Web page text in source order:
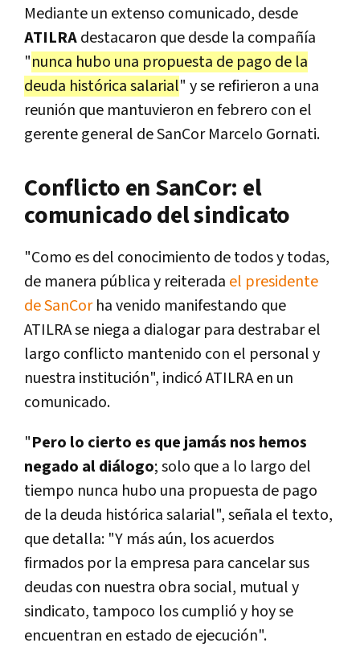
Mediante un extenso comunicado, desde
ATILRAdestacaron que desde la compañía
"nunca hubo una propuesta de pago de la
deuda histórica salarial" y se refirieron a una
reunión que mantuvieron en febrero con el
gerente general de SanCor Marcelo Gornati.
Conflicto en SanCor: el
comunicado del sindicato
"Como es del conocimiento de todos y todas,
de manera pública y reiterada el presidente
de SanCorha venido manifestando que
ATILRA se niega a dialogar para destrabar el
largo conflicto mantenido con el personal y
nuestra institución", indicó ATILRA en un
comunicado.
"Pero lo cierto es que jamás nos hemos
negado al diálogo; solo que a lo largo del
tiempo nunca hubo una propuesta de pago
de la deuda histórica salarial", señala el texto,
que detalla: "Y más aún, los acuerdos
firmados por la empresa para cancelar sus
deudas con nuestra obra social, mutual y
sindicato, tampoco los cumplió y hoy se
encuentran en estado de ejecución".